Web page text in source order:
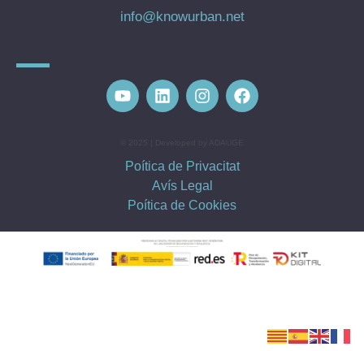
info@knowurban.net
Poítica de Privacitat
Avís Legal
Poítica de Cookies